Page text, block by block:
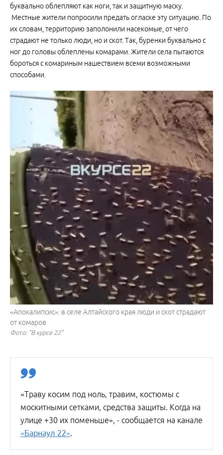
буквально облепляют как ноги, так и защитную маску.
Местные жители попросили предать огласке эту ситуацию. По
их словам, территорию заполонили насекомые, от чего
страдают не только люди, но и скот. Так, буренки буквально с
ног до головы облеплены комарами. Жители села пытаются
бороться с комариным нашествием всеми возможными
способами.
«Апокалипсис»: в селе Алтайского края люди и скот страдают
от комаров
Фото: "В курсе 22"
«Траву косим под ноль, травим, костюмы с
москитными сетками, средства защиты. Когда на
улице +30 их поменьше», - сообщается на канале
«Барнаул 22».